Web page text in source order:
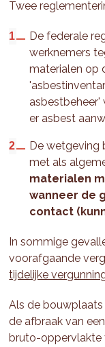
Twee
De federale
werknemers
materialen op
er asbest
De wetgeving
met als
materialen
wanneer de
contact
In sommige
voorafgaande
tijdelijke
Als de
de afbraak van
bruto-oppervlakte